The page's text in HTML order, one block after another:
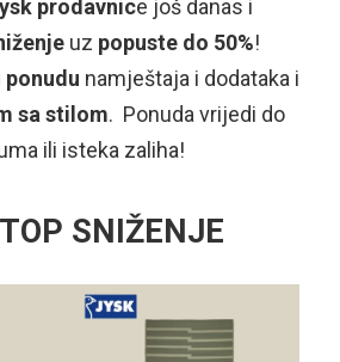
prodavnice još danas i
uz popuste do 50%!
ponudu namještaja i dodataka i
sa stilom. Ponuda vrijedi do
ili isteka zaliha!
SNIŽENJE